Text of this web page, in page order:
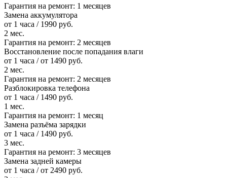
Гарантия на ремонт: 1 месяцев
Замена аккумулятора
от 1 часа / 1990 руб.
2 мес.
Гарантия на ремонт: 2 месяцев
Восстановление после попадания влаги
от 1 часа / от 1490 руб.
2 мес.
Гарантия на ремонт: 2 месяцев
Разблокировка телефона
от 1 часа / 1490 руб.
1 мес.
Гарантия на ремонт: 1 месяц
Замена разъёма зарядки
от 1 часа / 1490 руб.
3 мес.
Гарантия на ремонт: 3 месяцев
Замена задней камеры
от 1 часа / от 2490 руб.